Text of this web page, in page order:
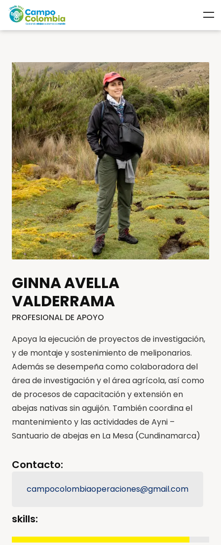
GINNA AVELLA
VALDERRAMA
PROFESIONAL DE APOYO
Apoya la ejecución de proyectos de investigación,
y de montaje y sostenimiento de meliponarios.
Además se desempeña como colaboradora del
área de investigación y el área agrícola, así como
de procesos de capacitación y extensión en
abejas nativas sin aguijón. También coordina el
mantenimiento y las actividades de Ayni –
Santuario de abejas en La Mesa (Cundinamarca)
Contacto:
campocolombiaoperaciones@gmail.com
skills: